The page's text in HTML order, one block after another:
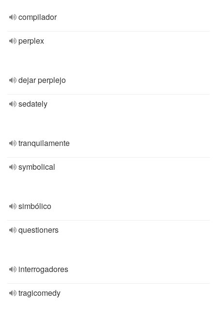
compilador
perplex
dejar perplejo
sedately
tranquilamente
symbolical
simbólico
questioners
interrogadores
tragicomedy